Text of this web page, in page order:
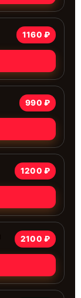
1160 ₽
990 ₽
1200 ₽
2100 ₽